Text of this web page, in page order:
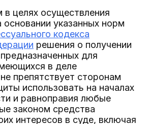
в целях осуществления
основании указанных норм
кодекса
решения о получении
для
в деле
препятствует сторонам
использовать на началах
и равноправия любые
законом средства
интересов в суде, включая